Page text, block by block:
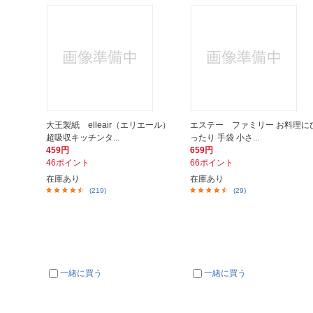
大王製紙 elleair（エリエール）
超吸収キッチンタ...
459円
46ポイント
在庫あり
(219)
一緒に買う
エステー ファミリー お料理に
ったり 手袋 小さ...
659円
66ポイント
在庫あり
(29)
一緒に買う